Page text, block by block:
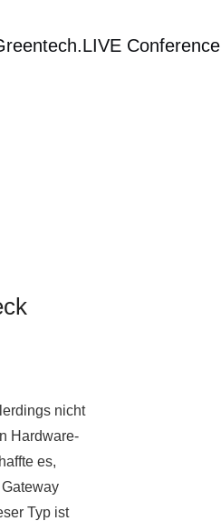
Conference
nicht
Hardware-
es,
Typ ist